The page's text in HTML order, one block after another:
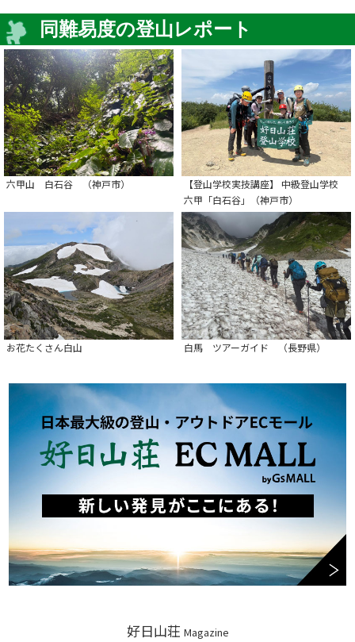
同難易度の登山レポート
六甲山 白石谷 （神戸市）
【登山学校実技講座】 中級登山学校
六甲「白石谷」（神戸市）
お花たくさん白山 白馬 ツアーガイド （長野県）
好日山荘 Magazine